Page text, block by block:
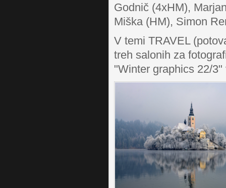
Godnič (4xHM),
Miška (HM), Simon
V temi TRAVEL
treh salonih za
"Winter graphics 22/